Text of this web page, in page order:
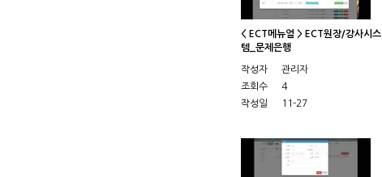
< ECT메뉴얼 > ECT원장/강사시스
템_문제은행
작성자
관리자
조회수
4
작성일
11-27